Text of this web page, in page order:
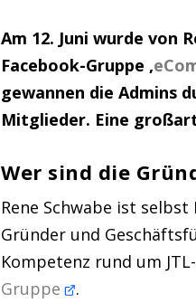
Am 12. Juni wurde von
Facebook-Gruppe ‚
gewannen die Admins
Mitglieder. Eine
Wer sind die
Rene Schwabe ist
Gründer und
Kompetenz rund um
Gruppe .